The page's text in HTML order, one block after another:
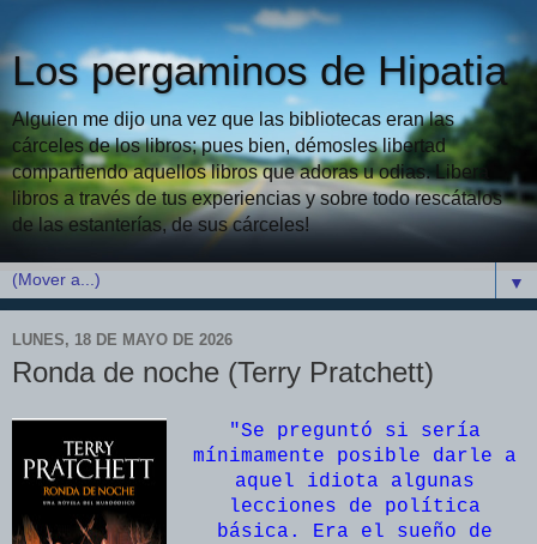
Los pergaminos de Hipatia
Alguien me dijo una vez que las bibliotecas eran las
cárceles de los libros; pues bien, démosles libertad
compartiendo aquellos libros que adoras u odias. Libera
libros a través de tus experiencias y sobre todo rescátalos
de las estanterías, de sus cárceles!
▼
LUNES, 18 DE MAYO DE 2026
Ronda de noche (Terry Pratchett)
"Se preguntó si sería
mínimamente posible darle a
aquel idiota algunas
lecciones de política
básica. Era el sueño de